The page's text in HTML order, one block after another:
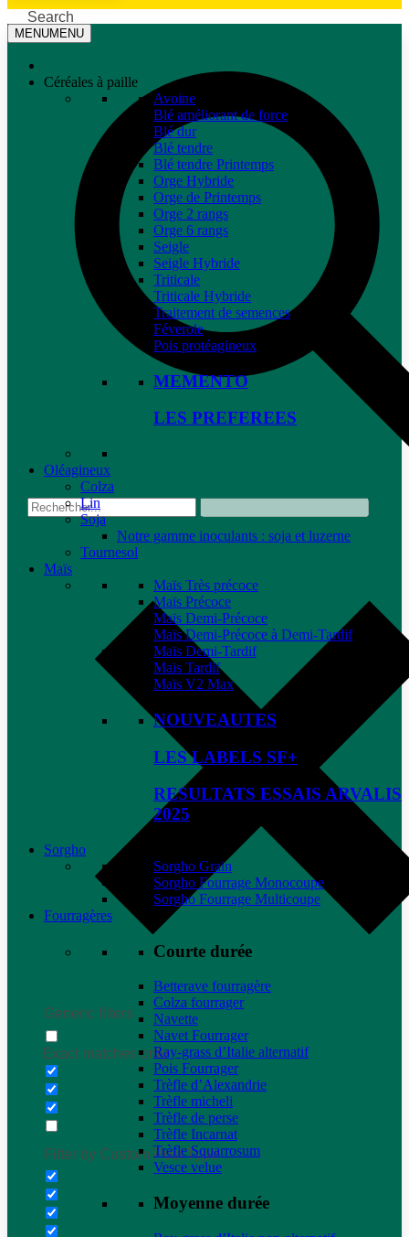
Search
Generic filters
Exact matches only
Filter by Custom Post Type
MENUMENU
Céréales à paille
Avoine
Blé améliorant de force
Blé dur
Blé tendre
Blé tendre Printemps
Orge Hybride
Orge de Printemps
Orge 2 rangs
Orge 6 rangs
Seigle
Seigle Hybride
Triticale
Triticale Hybride
Traitement de semences
Féverole
Pois protéagineux
MEMENTO
LES PREFEREES
Oléagineux
Colza
Lin
Soja
Notre gamme inoculants : soja et luzerne
Tournesol
Maïs
Maïs Très précoce
Maïs Précoce
Maïs Demi-Précoce
Maïs Demi-Précoce à Demi-Tardif
Maïs Demi-Tardif
Maïs Tardif
Maïs V2 Max
NOUVEAUTES
LES LABELS SF+
RESULTATS ESSAIS ARVALIS
2025
Sorgho
Sorgho Grain
Sorgho Fourrage Monocoupe
Sorgho Fourrage Multicoupe
Fourragères
Courte durée
Betterave fourragère
Colza fourrager
Navette
Navet Fourrager
Ray-grass d’Italie alternatif
Pois Fourrager
Trèfle d’Alexandrie
Trèfle micheli
Trèfle de perse
Trèfle Incarnat
Trèfle Squarrosum
Vesce velue
Moyenne durée